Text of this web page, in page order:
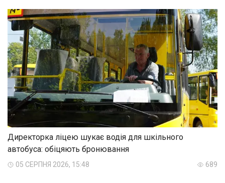
Директорка ліцею шукає водія для шкільного
автобуса: обіцяють бронювання
05 СЕРПНЯ 2026, 15:48 689